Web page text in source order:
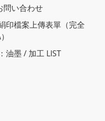
問い合わせ
印檔案上傳表單（完全
油墨 / 加工 LIST